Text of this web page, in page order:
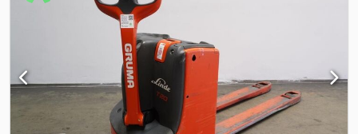
Dwodpfsyxtlqox Am Asa - Cambio batteria verticale - Varie, 520 /
1590 / 188 mm - Griglia di protezione carico: 1310 mm sopra il
pavimento - SafetySpeed - Marcia lenta - Controllo accesso:
interruttore a chiave - Marcia lenta - Safety Speed - Griglia di
protezione carico 1310 mm sopra il pavimento - Scomparto
batteria speciale accorciato - Lunghezza speciale delle forche